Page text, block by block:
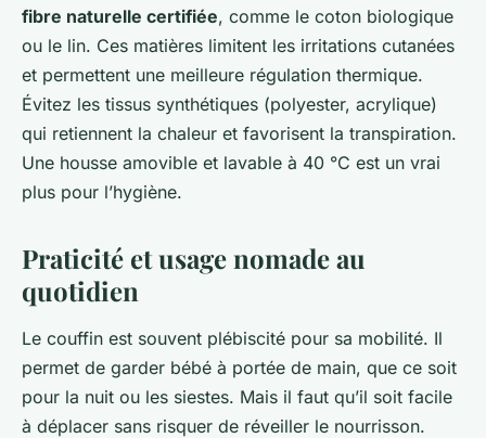
fibre naturelle certifiée, comme le coton biologique
ou le lin. Ces matières limitent les irritations cutanées
et permettent une meilleure régulation thermique.
Évitez les tissus synthétiques (polyester, acrylique)
qui retiennent la chaleur et favorisent la transpiration.
Une housse amovible et lavable à 40 °C est un vrai
plus pour l’hygiène.
Praticité et usage nomade au
quotidien
Le couffin est souvent plébiscité pour sa mobilité. Il
permet de garder bébé à portée de main, que ce soit
pour la nuit ou les siestes. Mais il faut qu’il soit facile
à déplacer sans risquer de réveiller le nourrisson.